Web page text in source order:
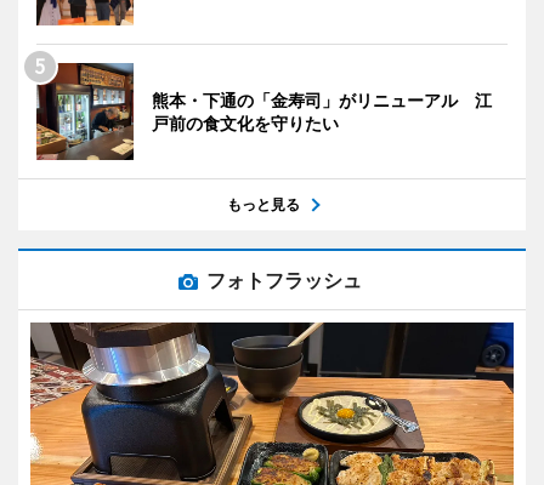
熊本・下通の「金寿司」がリニューアル 江
戸前の食文化を守りたい
もっと見る
フォトフラッシュ